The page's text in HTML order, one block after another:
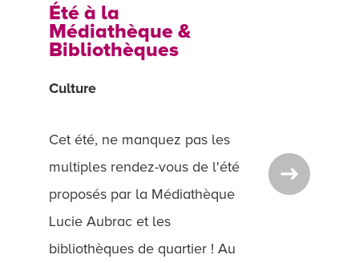
Été à la
Médiathèque &
Bibliothèques
Culture
Cet été, ne manquez pas les
multiples rendez-vous de l'été
proposés par la Médiathèque
Lucie Aubrac et les
bibliothèques de quartier ! Au